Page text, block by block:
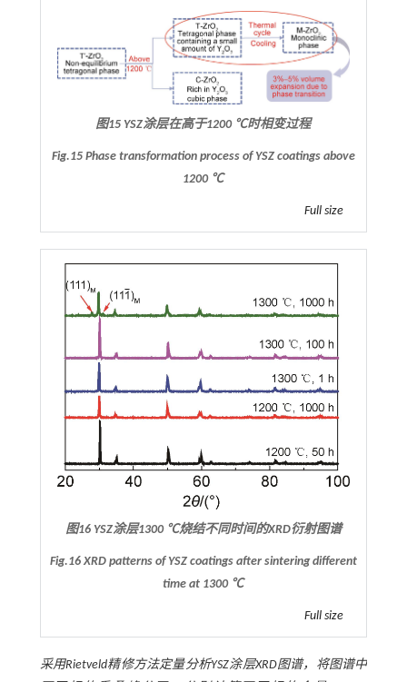
图15 YSZ涂层在高于1200 ℃时相变过程
Fig.15 Phase transformation process of YSZ coatings above
1200 ℃
Full size
图16 YSZ涂层1300 ℃烧结不同时间的XRD衍射图谱
Fig.16 XRD patterns of YSZ coatings after sintering different
time at 1300 ℃
Full size
采用Rietveld精修方法定量分析YSZ涂层XRD图谱，将图谱中